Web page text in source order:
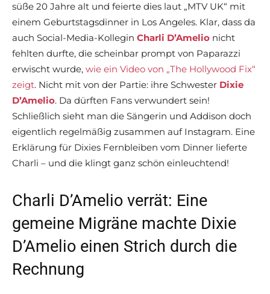
süße 20 Jahre alt und feierte dies laut „MTV UK“ mit
einem Geburtstagsdinner in Los Angeles. Klar, dass da
auch Social-Media-Kollegin Charli D’Amelio nicht
fehlten durfte, die scheinbar prompt von Paparazzi
erwischt wurde, wie ein Video von „The Hollywood Fix“
zeigt. Nicht mit von der Partie: ihre Schwester Dixie
D’Amelio. Da dürften Fans verwundert sein!
Schließlich sieht man die Sängerin und Addison doch
eigentlich regelmäßig zusammen auf Instagram. Eine
Erklärung für Dixies Fernbleiben vom Dinner lieferte
Charli – und die klingt ganz schön einleuchtend!
Charli D’Amelio verrät: Eine
gemeine Migräne machte Dixie
D’Amelio einen Strich durch die
Rechnung